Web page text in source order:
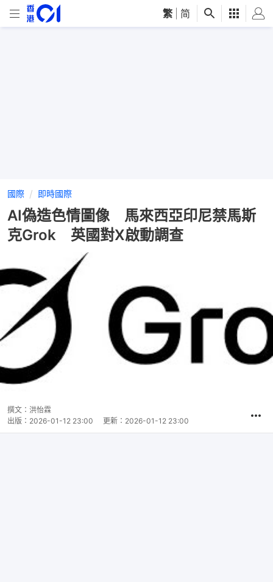
繁 简
國際 即時國際
AI偽造色情圖像 馬來西亞印尼禁馬斯
克Grok 英國對X啟動調查
撰文： 洪怡霖
出版： 2026-01-12 23:00 更新： 2026-01-12 23:00